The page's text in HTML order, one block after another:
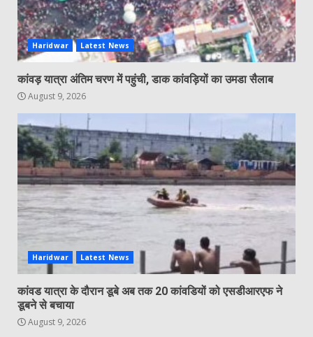
Haridwar Latest News
कांवड़ यात्रा अंतिम चरण में पहुंची, डाक कांवड़ियों का उमडा सैलाब
August 9, 2026
Haridwar Latest News
कांवड यात्रा के दौरान डूबे अब तक 20 कांवडियों को एसडीआरएफ ने
डूबने से बचाया
August 9, 2026